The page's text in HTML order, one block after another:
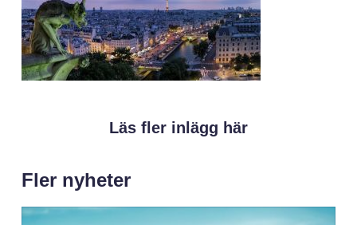
Läs fler inlägg här
Fler nyheter